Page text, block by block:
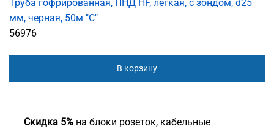
Труба гофрированная, ПНД HF, легкая, с зондом, d25
мм, черная, 50м "С"
56976
В корзину
Скидка 5% на блоки розеток, кабельные